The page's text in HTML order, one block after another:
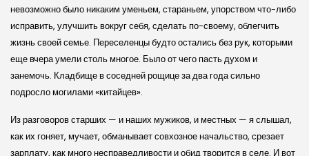
невозможно было никаким уменьем, стараньем, упорством что-либо
исправить, улучшить вокруг себя, сделать по-своему, облегчить
жизнь своей семье. Переселенцы будто остались без рук, которыми
еще вчера умели столь многое. Было от чего пасть духом и
занемочь. Кладбище в соседней рощице за два года сильно
подросло могилами «китайцев».
Из разговоров старших — и наших мужиков, и местных — я слышал,
как их гоняет, мучает, обманывает совхозное начальство, срезает
зарплату, как много несправедливости и обид творится в селе. И вот